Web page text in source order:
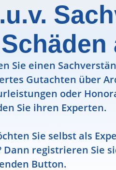
Sie einen
Gutachten über
oder
Sie ihren Experten.
Sie selbst als
Dann registrieren Sie
Button.